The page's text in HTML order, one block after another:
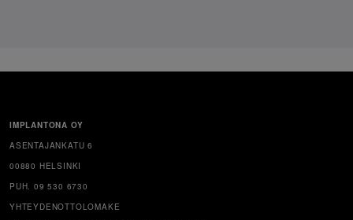
IMPLANTONA OY
ASENTAJANKATU 6
00880 HELSINKI
PUH. 09 530 6730
YHTEYDENOTTOLOMAKE